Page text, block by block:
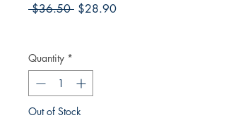
$36.50 Regular
$28.90Sale
Quantity *
Out of Stock